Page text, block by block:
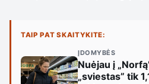
TAIP PAT SKAITYKITE:
ĮDOMYBĖS
Nuėjau į
„sviestas” tik